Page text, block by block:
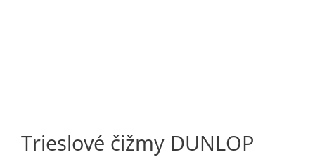
Trieslové čižmy DUNLOP